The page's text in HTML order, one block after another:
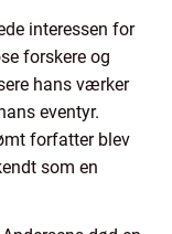
interessen for
forskere og
hans værker
eventyr.
forfatter blev
som en